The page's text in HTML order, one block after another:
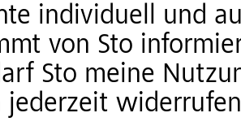
individuell und
von Sto
Sto meine
jederzeit